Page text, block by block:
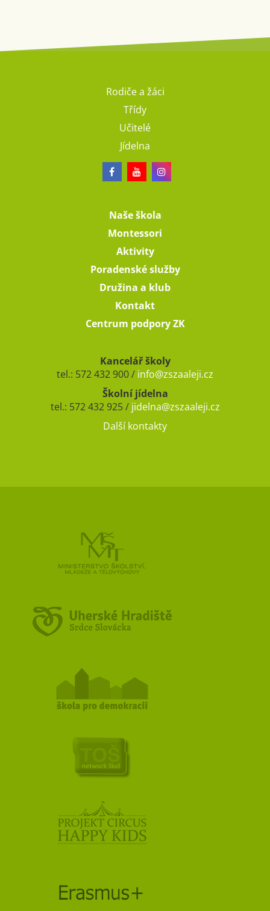
Rodiče a žáci
Třídy
Učitelé
Jídelna
Naše škola
Montessori
Aktivity
Poradenské služby
Družina a klub
Kontakt
Centrum podpory ZK
Kancelář školy
tel.: 572 432 900 / info@zszaaleji.cz
Školní jídelna
tel.: 572 432 925 / jidelna@zszaaleji.cz
Další kontakty